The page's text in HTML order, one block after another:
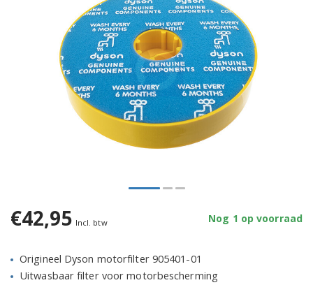
€42,95 Incl. btw Nog 1 op voorraad
Origineel Dyson motorfilter 905401-01
Uitwasbaar filter voor motorbescherming